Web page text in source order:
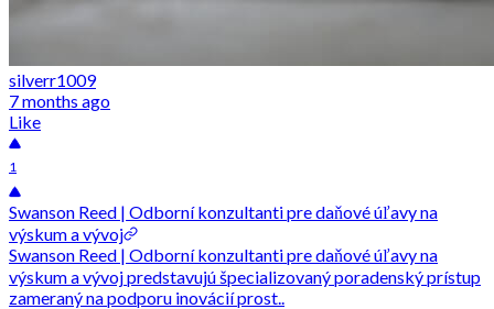
silverr1009
7 months ago
Like
1
Swanson Reed | Odborní konzultanti pre daňové úľavy na
výskum a vývoj
Swanson Reed | Odborní konzultanti pre daňové úľavy na
výskum a vývoj predstavujú špecializovaný poradenský prístup
zameraný na podporu inovácií prost..